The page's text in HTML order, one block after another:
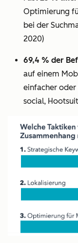
Optimierung
bei der
2020)
69,4 % der
auf einem
einfacher oder
social,